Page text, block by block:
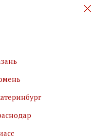
и новинки
сайта